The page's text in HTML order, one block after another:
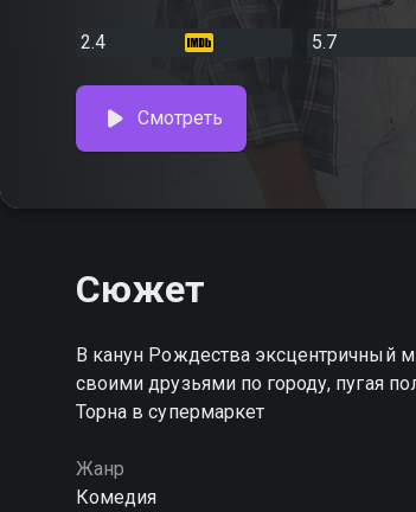
2.4 5.7
Смотреть
Сюжет
В канун Рождества эксцентричный
своими друзьями по городу, пугая
Торна в супермаркет
Жанр
Комедия